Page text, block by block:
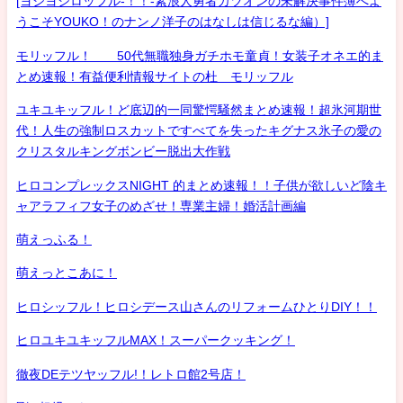
うこそYOUKO！のナンノ洋子のはなしは信じるな編）]
モリッフル！ 50代無職独身ガチホモ童貞！女装子オネエ的ま
とめ速報！有益便利情報サイトの杜 モリッフル
ユキユキッフル！ど底辺的一同驚愕騒然まとめ速報！超氷河期世
代！人生の強制ロスカットですべてを失ったキグナス氷子の愛の
クリスタルキングボンビー脱出大作戦
ヒロコンプレックスNIGHT 的まとめ速報！！子供が欲しいど陰キ
ャアラフィフ女子のめざせ！専業主婦！婚活計画編
萌えっふる！
萌えっとこあに！
ヒロシッフル！ヒロシデース山さんのリフォームひとりDIY！！
ヒロユキユキッフルMAX！スーパークッキング！
徹夜DEテツヤッフル!！レトロ館2号店！